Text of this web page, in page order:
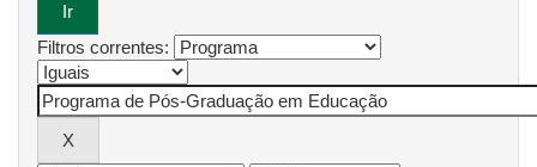
Filtros correntes: